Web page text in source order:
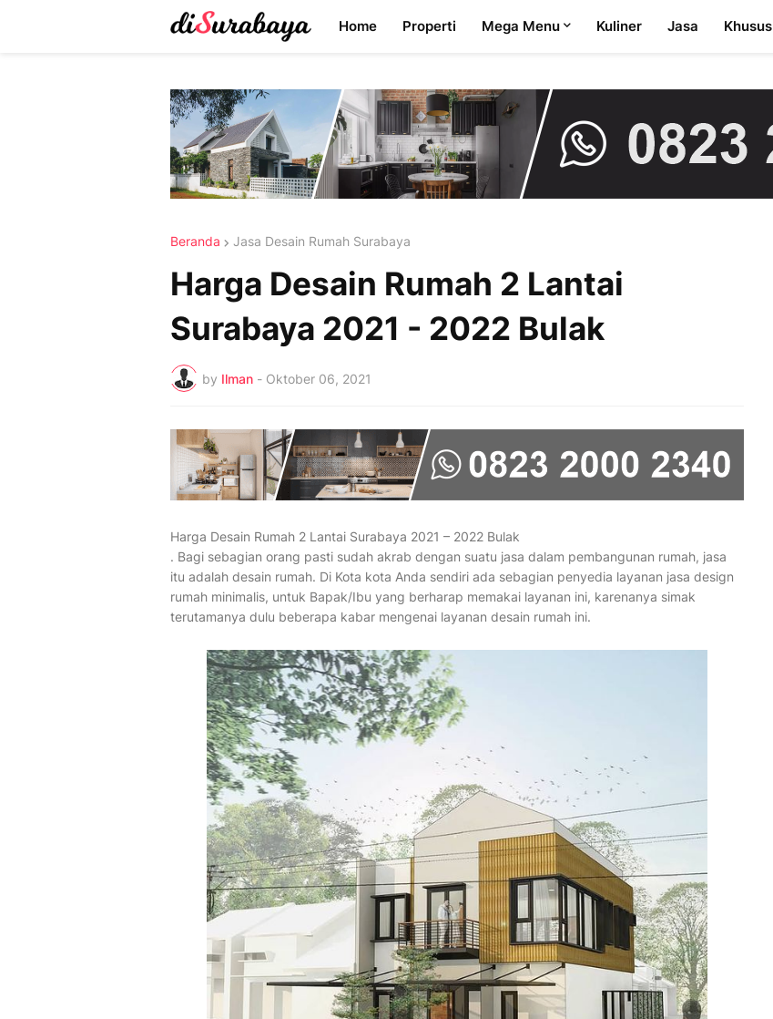
Home Properti Mega Menu Kuliner Jasa Khusus
Beranda Jasa Desain Rumah Surabaya
Harga Desain Rumah 2 Lantai
Surabaya 2021 - 2022 Bulak
by Ilman - Oktober 06, 2021
Harga Desain Rumah 2 Lantai Surabaya 2021 – 2022 Bulak
. Bagi sebagian orang pasti sudah akrab dengan suatu jasa dalam pembangunan rumah, jasa
itu adalah desain rumah. Di Kota kota Anda sendiri ada sebagian penyedia layanan jasa design
rumah minimalis, untuk Bapak/Ibu yang berharap memakai layanan ini, karenanya simak
terutamanya dulu beberapa kabar mengenai layanan desain rumah ini.